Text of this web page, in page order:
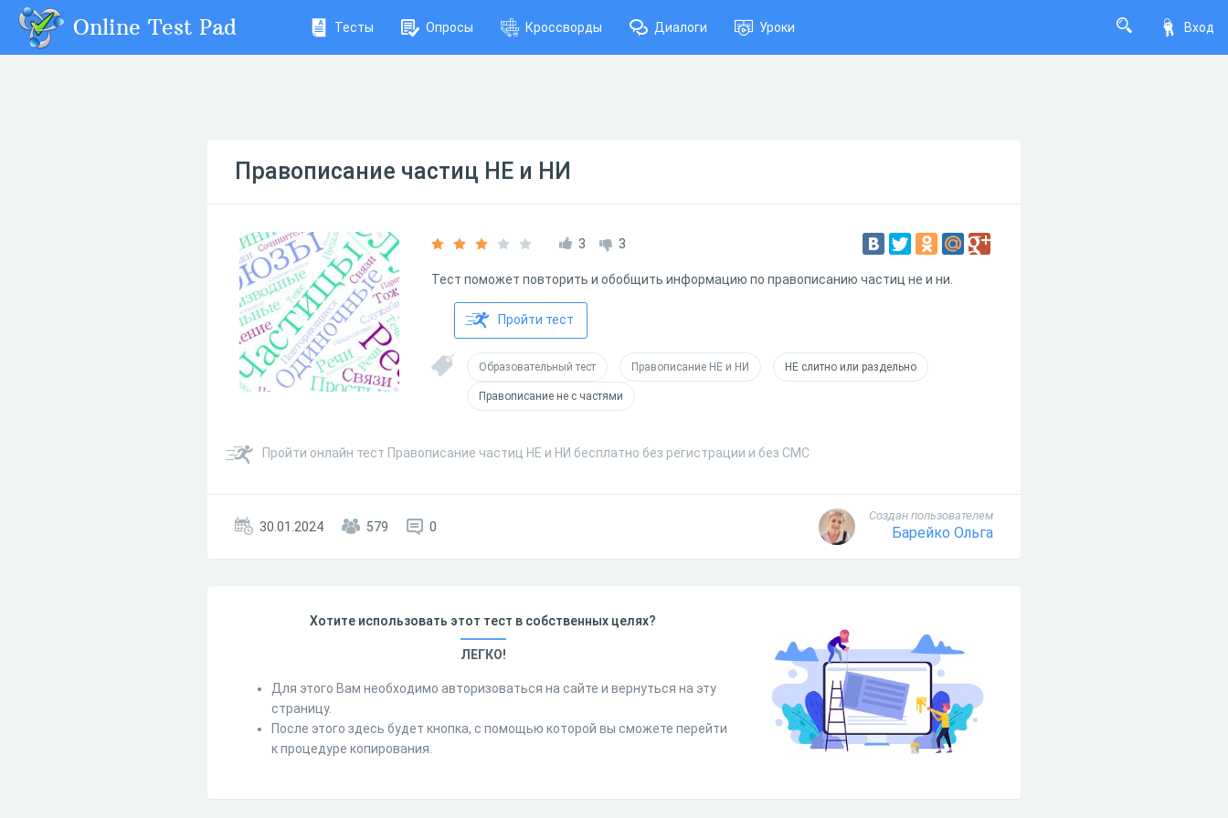
Вход
Online Test Pad Тесты Опросы Кроссворды Диалоги Уроки
Правописание частиц НЕ и НИ
3 3
Тест поможет повторить и обобщить информацию по правописанию частиц не и ни.
Пройти тест
Образовательный тест Правописание НЕ и НИ НЕ слитно или раздельно
Правописание не с частями
Пройти онлайн тест Правописание частиц НЕ и НИ бесплатно без регистрации и без СМС
30.01.2024 579 0
Создан пользователем
Барейко Ольга
Хотите использовать этот тест в собственных целях?
ЛЕГКО!
Для этого Вам необходимо авторизоваться на сайте и вернуться на эту
страницу.
После этого здесь будет кнопка, с помощью которой вы сможете перейти
к процедуре копирования.